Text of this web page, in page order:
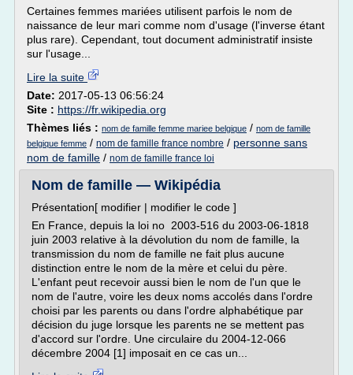
Certaines femmes mariées utilisent parfois le nom de
naissance de leur mari comme nom d'usage (l'inverse étant
plus rare). Cependant, tout document administratif insiste
sur l'usage...
Lire la suite
Date: 2017-05-13 06:56:24
Site : https://fr.wikipedia.org
Thèmes liés : nom de famille femme mariee belgique / nom de famille
belgique femme / nom de famille france nombre / personne sans
nom de famille / nom de famille france loi
Nom de famille — Wikipédia
Présentation[ modifier | modifier le code ]
En France, depuis la loi no 2003-516 du 2003-06-1818
juin 2003 relative à la dévolution du nom de famille, la
transmission du nom de famille ne fait plus aucune
distinction entre le nom de la mère et celui du père.
L'enfant peut recevoir aussi bien le nom de l'un que le
nom de l'autre, voire les deux noms accolés dans l'ordre
choisi par les parents ou dans l'ordre alphabétique par
décision du juge lorsque les parents ne se mettent pas
d'accord sur l'ordre. Une circulaire du 2004-12-066
décembre 2004 [1] imposait en ce cas un...